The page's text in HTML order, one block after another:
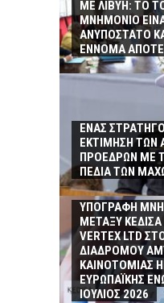
ΜΕ ΛΙΒΥΗ: ΤΟ
ΜΝΗΜΟΝΙΟ
ΑΝΥΠΟΣΤΑΤΟ
ΕΝΝΟΜΑ
ΕΝΑΣ
ΕΚΤΙΜΗΣΗ ΤΩΝ
ΠΡΟΕΔΡΩΝ ΜΕ
ΠΕΔΙΑ ΤΩΝ
ΥΠΟΓΡΑΦΗ
ΜΕΤΑΞΥ ΚΕΔΙΣΑ
VERTEX LTD
ΔΙΑΔΡΟΜΟΥ
ΚΑΙΝΟΤΟΜΙΑΣ
ΕΥΡΩΠΑΪΚΗΣ
ΙΟΥΛΙΟΣ 2026